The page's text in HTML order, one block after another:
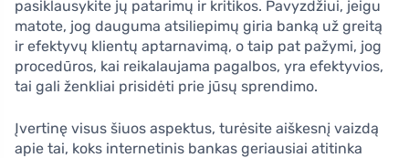
pasiklausykite jų patarimų ir kritikos. Pavyzdžiui, jeigu
matote, jog dauguma atsiliepimų giria banką už greitą
ir efektyvų klientų aptarnavimą, o taip pat pažymi, jog
procedūros, kai reikalaujama pagalbos, yra efektyvios,
tai gali ženkliai prisidėti prie jūsų sprendimo.
Įvertinę visus šiuos aspektus, turėsite aiškesnį vaizdą
apie tai, koks internetinis bankas geriausiai atitinka